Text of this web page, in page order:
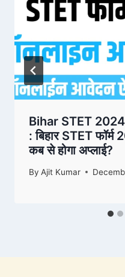
Bihar STET
: बिहार STET फॉर्म
कब से होगा अप्लाई?
By Ajit Kumar